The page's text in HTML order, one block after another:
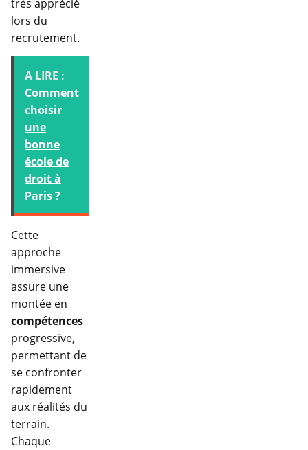
très apprécié
lors du
recrutement.
A LIRE :
Comment
choisir
une
bonne
école de
droit à
Paris ?
Cette
approche
immersive
assure une
montée en
compétences
progressive,
permettant de
se confronter
rapidement
aux réalités du
terrain.
Chaque